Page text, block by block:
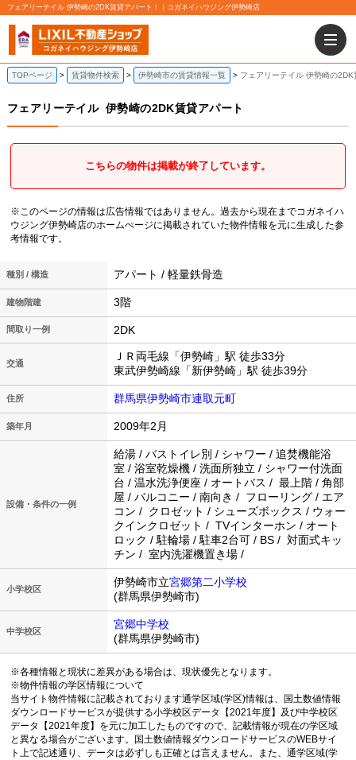
フェアリーテイル 伊勢崎の2DK賃貸アパート！｜コガネイハウジング伊勢崎店
TOPページ 賃貸物件検索 伊勢崎市の賃貸情報一覧 フェアリーテイル 伊勢崎の2DK
フェアリーテイル 伊勢崎の2DK賃貸アパート
こちらの物件は掲載が終了しています。
※このページの情報は広告情報ではありません。過去から現在までコガネイハ
ウジング伊勢崎店のホームぺージに掲載されていた物件情報を元に生成した参
考情報です。
種別 / 構造 アパート / 軽量鉄骨造
建物階建 3階
間取り一例 2DK
交通
ＪＲ両毛線「伊勢崎」駅 徒歩33分
東武伊勢崎線「新伊勢崎」駅 徒歩39分
住所 群馬県伊勢崎市連取元町
築年月 2009年2月
設備・条件の一例
給湯 / バストイレ別 / シャワー / 追焚機能浴
室 / 浴室乾燥機 / 洗面所独立 / シャワー付洗面
台 / 温水洗浄便座 / オートバス / 最上階 / 角部
屋 / バルコニー / 南向き / フローリング / エア
コン / クロゼット / シューズボックス / ウォー
クインクロゼット / TVインターホン / オート
ロック / 駐輪場 / 駐車2台可 / BS / 対面式キッ
チン / 室内洗濯機置き場 /
小学校区
伊勢崎市立宮郷第二小学校
(群馬県伊勢崎市)
中学校区
宮郷中学校
(群馬県伊勢崎市)
※各種情報と現状に差異がある場合は、現状優先となります。
※物件情報の学区情報について
当サイト物件情報に記載されております通学区域(学区)情報は、国土数値情報
ダウンロードサービスが提供する小学校区データ【2021年度】及び中学校区
データ【2021年度】を元に加工したものですので、記載情報が現在の学区域
と異なる場合がございます。国土数値情報ダウンロードサービスのWEBサイ
ト上で記述通り、データは必ずしも正確とは言えません。また、通学区域(学